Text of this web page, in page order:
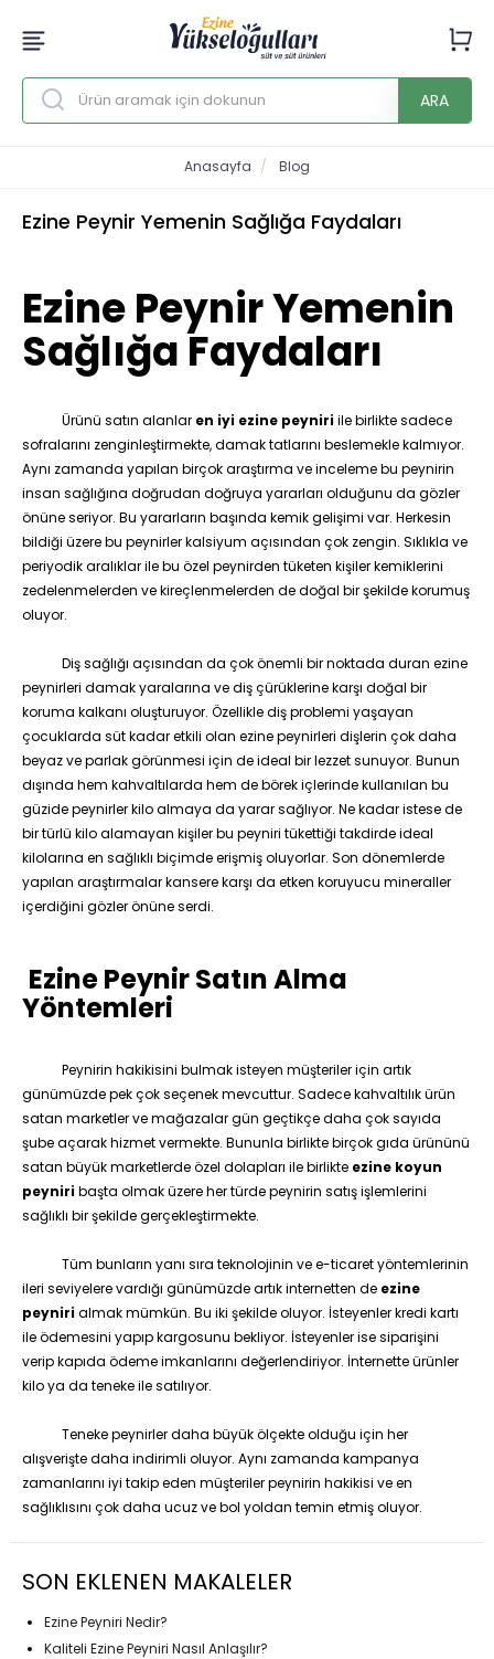
ARA
Anasayfa Blog
Ezine Peynir Yemenin Sağlığa Faydaları
SON EKLENEN MAKALELER
Ezine Peyniri Nedir?
Kaliteli Ezine Peyniri Nasıl Anlaşılır?
Ezine Peynir Yemenin
Sağlığa Faydaları
Ürünü satın alanlar en iyi ezine peyniriile birlikte sadece
sofralarını zenginleştirmekte, damak tatlarını beslemekle kalmıyor.
Aynı zamanda yapılan birçok araştırma ve inceleme bu peynirin
insan sağlığına doğrudan doğruya yararları olduğunu da gözler
önüne seriyor. Bu yararların başında kemik gelişimi var. Herkesin
bildiği üzere bu peynirler kalsiyum açısından çok zengin. Sıklıkla ve
periyodik aralıklar ile bu özel peynirden tüketen kişiler kemiklerini
zedelenmelerden ve kireçlenmelerden de doğal bir şekilde korumuş
oluyor.
Diş sağlığı açısından da çok önemli bir noktada duran ezine
peynirleri damak yaralarına ve diş çürüklerine karşı doğal bir
koruma kalkanı oluşturuyor. Özellikle diş problemi yaşayan
çocuklarda süt kadar etkili olan ezine peynirleri dişlerin çok daha
beyaz ve parlak görünmesi için de ideal bir lezzet sunuyor. Bunun
dışında hem kahvaltılarda hem de börek içlerinde kullanılan bu
güzide peynirler kilo almaya da yarar sağlıyor. Ne kadar istese de
bir türlü kilo alamayan kişiler bu peyniri tükettiği takdirde ideal
kilolarına en sağlıklı biçimde erişmiş oluyorlar. Son dönemlerde
yapılan araştırmalar kansere karşı da etken koruyucu mineraller
içerdiğini gözler önüne serdi.
Ezine Peynir Satın Alma
Yöntemleri
Peynirin hakikisini bulmak isteyen müşteriler için artık
günümüzde pek çok seçenek mevcuttur. Sadece kahvaltılık ürün
satan marketler ve mağazalar gün geçtikçe daha çok sayıda
şube açarak hizmet vermekte. Bununla birlikte birçok gıda ürününü
satan büyük marketlerde özel dolapları ile birlikte ezine koyun
peyniribaşta olmak üzere her türde peynirin satış işlemlerini
sağlıklı bir şekilde gerçekleştirmekte.
Tüm bunların yanı sıra teknolojinin ve e-ticaret yöntemlerinin
ileri seviyelere vardığı günümüzde artık internetten de ezine
peynirialmak mümkün. Bu iki şekilde oluyor. İsteyenler kredi kartı
ile ödemesini yapıp kargosunu bekliyor. İsteyenler ise siparişini
verip kapıda ödeme imkanlarını değerlendiriyor. İnternette ürünler
kilo ya da teneke ile satılıyor.
Teneke peynirler daha büyük ölçekte olduğu için her
alışverişte daha indirimli oluyor. Aynı zamanda kampanya
zamanlarını iyi takip eden müşteriler peynirin hakikisi ve en
sağlıklısını çok daha ucuz ve bol yoldan temin etmiş oluyor.